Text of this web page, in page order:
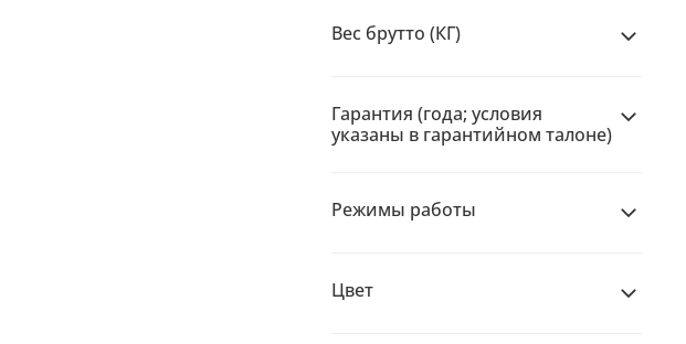
Вес брутто (КГ)
Гарантия (года; условия
указаны в гарантийном талоне)
Режимы работы
Цвет